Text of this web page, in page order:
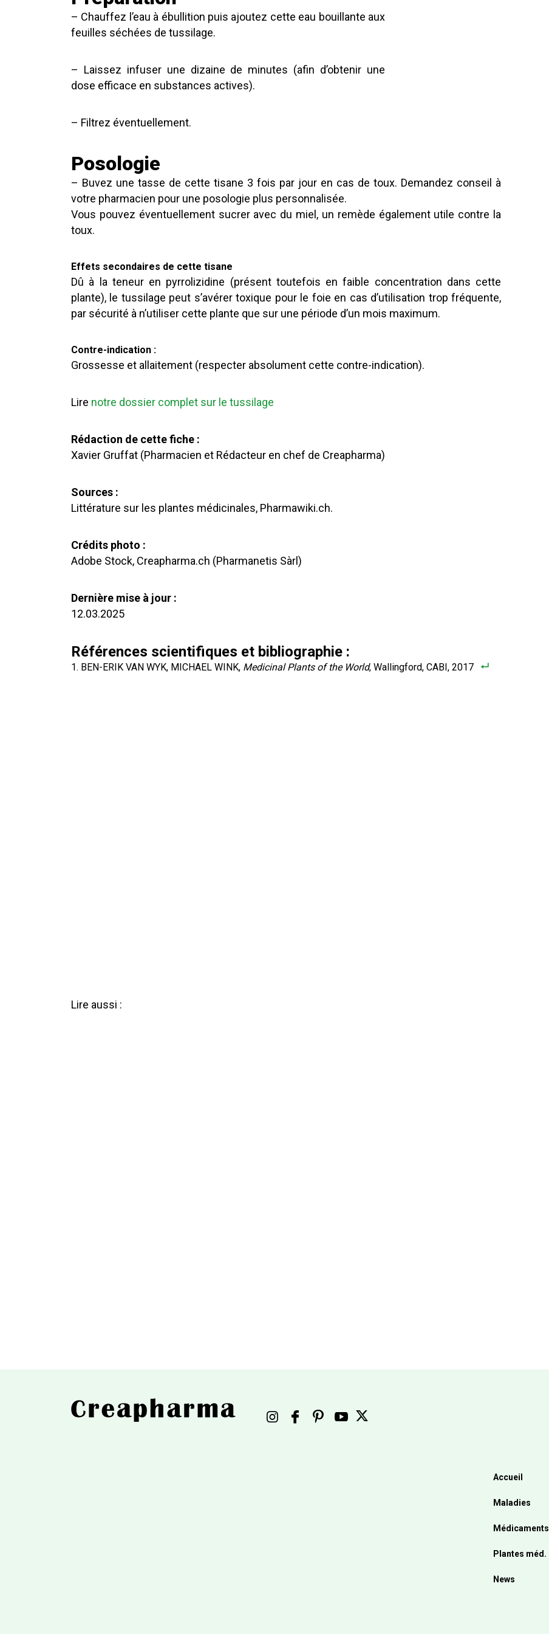
– Chauffez l’eau à ébullition puis ajoutez cette eau bouillante aux
feuilles séchées de tussilage.
– Laissez infuser une dizaine de minutes (afin d’obtenir une
dose efficace en substances actives).
– Filtrez éventuellement.
Posologie
– Buvez une tasse de cette tisane 3 fois par jour en cas de toux. Demandez conseil à
votre pharmacien pour une posologie plus personnalisée.
Vous pouvez éventuellement sucrer avec du miel, un remède également utile contre la
toux.
Effets secondaires de cette tisane
Dû à la teneur en pyrrolizidine (présent toutefois en faible concentration dans cette
plante), le tussilage peut s’avérer toxique pour le foie en cas d’utilisation trop fréquente,
par sécurité à n’utiliser cette plante que sur une période d’un mois maximum.
Contre-indication :
Grossesse et allaitement (respecter absolument cette contre-indication).
Lire notre dossier complet sur le tussilage
Rédaction de cette fiche :
Xavier Gruffat (Pharmacien et Rédacteur en chef de Creapharma)
Sources :
Littérature sur les plantes médicinales, Pharmawiki.ch.
Crédits photo :
Adobe Stock, Creapharma.ch (Pharmanetis Sàrl)
Dernière mise à jour :
12.03.2025
Références scientifiques et bibliographie :
BEN-ERIK VAN WYK, MICHAEL WINK, Medicinal Plants of the World, Wallingford, CABI, 2017
Lire aussi :
Accueil
Maladies
Médicaments
Plantes méd.
News